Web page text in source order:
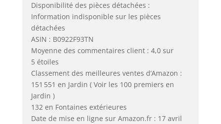
Disponibilité des pièces détachées :
Information indisponible sur les pièces
détachées
ASIN : B0922F93TN
Moyenne des commentaires client : 4,0 sur
5 étoiles
Classement des meilleures ventes d’Amazon :
151 551 en Jardin ( Voir les 100 premiers en
Jardin )
132 en Fontaines extérieures
Date de mise en ligne sur Amazon.fr : 17 avril